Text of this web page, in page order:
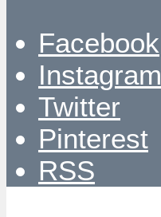
Facebook
Instagram
Twitter
Pinterest
RSS